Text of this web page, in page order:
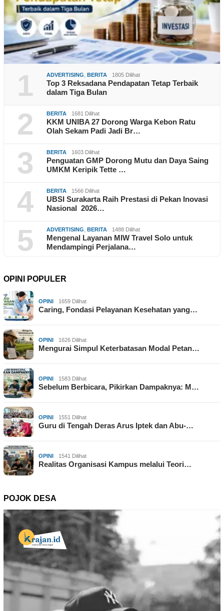
1 ADVERTISING BERITA 1805 Dilihat
Top 3 Reksadana Pendapatan Tetap Terbaik
dalam Tiga Bulan
2 BERITA 1681 Dilihat
KKM UNIBA 27 Dorong Warga Kebon Ratu
Olah Sekam Padi Jadi Br…
3 BERITA 1603 Dilihat
Penguatan GMP Dorong Mutu dan Daya Saing
UMKM Keripik Tette …
4 BERITA 1566 Dilihat
UBSI Surakarta Raih Prestasi di Pekan Inovasi
Nasional 2026…
5 ADVERTISING BERITA 1488 Dilihat
Mengenal Layanan MIW Travel Solo untuk
Mendampingi Perjalana…
OPINI POPULER
OPINI 1659 Dilihat
Caring, Fondasi Pelayanan Kesehatan yang…
OPINI 1626 Dilihat
Mengurai Simpul Keterbatasan Modal Petan…
OPINI 1583 Dilihat
Sebelum Berbicara, Pikirkan Dampaknya: M…
OPINI 1551 Dilihat
Guru di Tengah Deras Arus Iptek dan Abu-…
OPINI 1541 Dilihat
Realitas Organisasi Kampus melalui Teori…
POJOK DESA